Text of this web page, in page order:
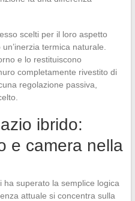
scelti per il loro aspetto
termica naturale.
e lo restituiscono
completamente rivestito di
regolazione passiva,
ibrido:
e camera nella
ha superato la semplice logica
attuale si concentra sulla